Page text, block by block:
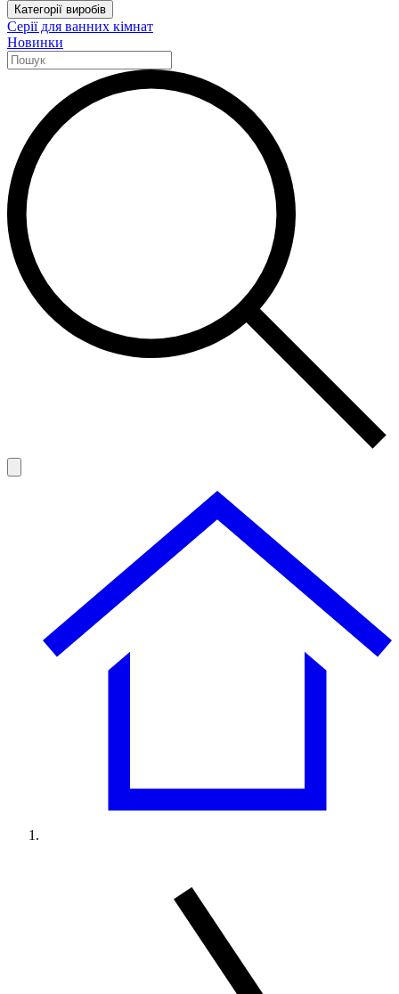
Категорії виробів
Серії для ванних кімнат
Новинки